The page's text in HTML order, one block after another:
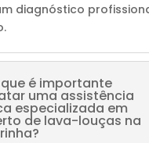
diagnóstico
que é importante
uma assistência
especializada em
de lava-louças na